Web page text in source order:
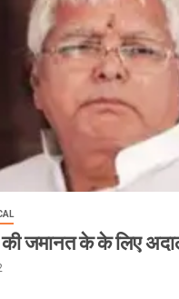
जमानत के के लिए